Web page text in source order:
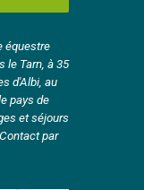
équestre
le Tarn, à 35
d'Albi, au
pays de
et séjours
par